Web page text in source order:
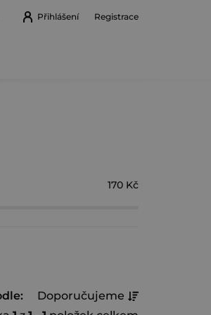
Přihlášení Registrace
170 Kč
Doporučujeme